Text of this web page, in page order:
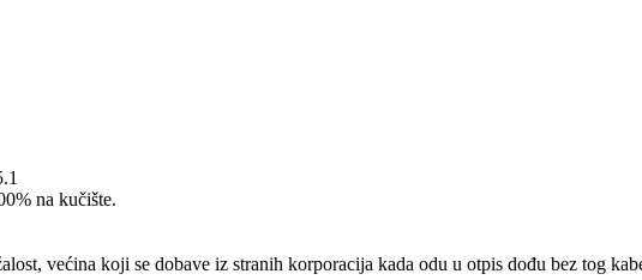
na kučište.
većina koji se dobave iz stranih korporacija kada odu u otpis dođu bez tog